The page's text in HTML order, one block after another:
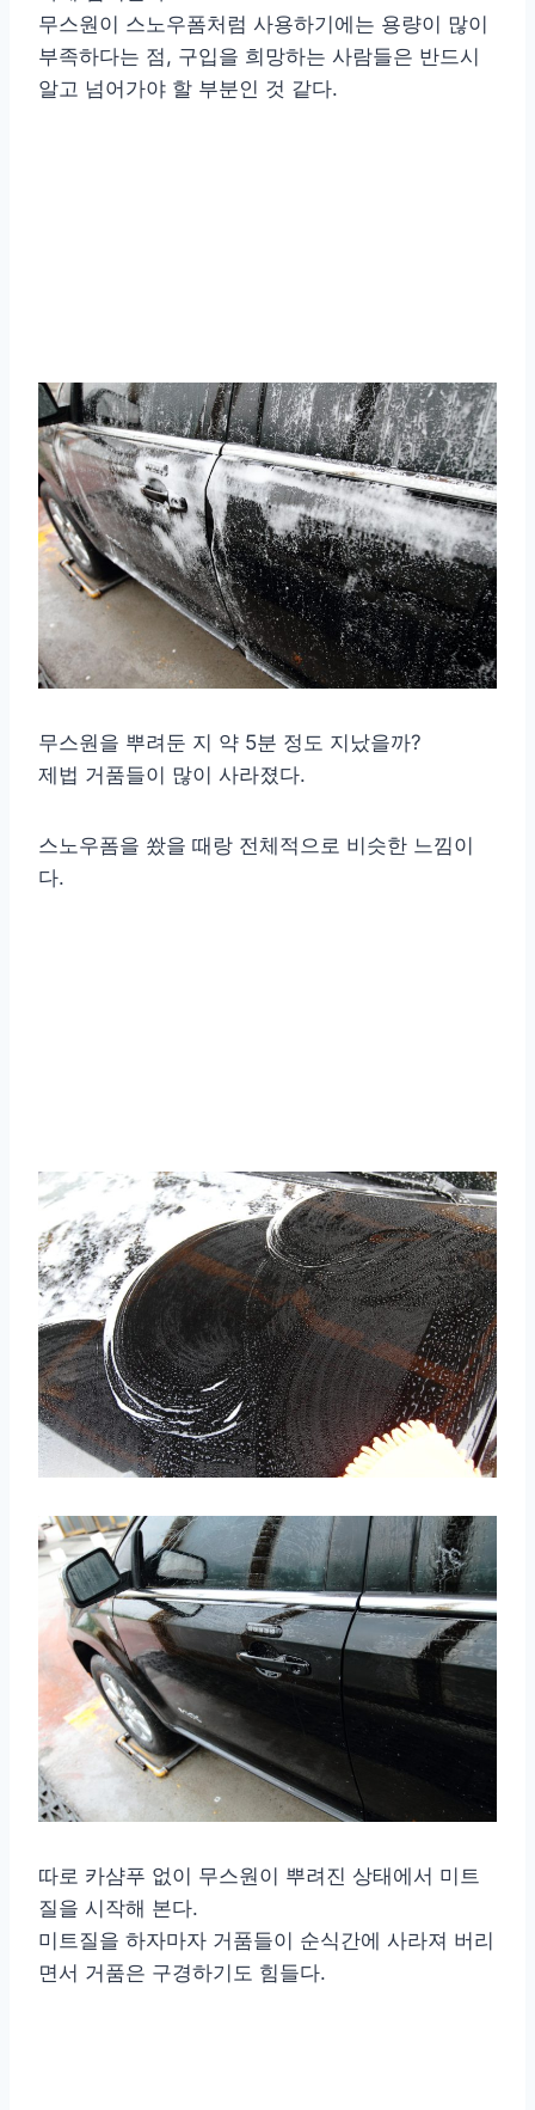
무스원이 스노우폼처럼 사용하기에는 용량이 많이
부족하다는 점, 구입을 희망하는 사람들은 반드시
알고 넘어가야 할 부분인 것 같다.
무스원을 뿌려둔 지 약 5분 정도 지났을까?
제법 거품들이 많이 사라졌다.
스노우폼을 쐈을 때랑 전체적으로 비슷한 느낌이
다.
따로 카샴푸 없이 무스원이 뿌려진 상태에서 미트
질을 시작해 본다.
미트질을 하자마자 거품들이 순식간에 사라져 버리
면서 거품은 구경하기도 힘들다.